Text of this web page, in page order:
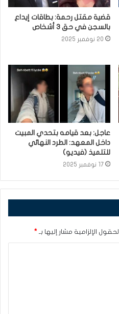
قضية مقتل رحمة: بطاقات إيداع
بالسجن في حق 3 أشخاص
20 نوفمبر 2025
عاجل: بعد قيامه بتحدي المبيت
داخل المعهد: الطرد النهائي
للتلميذ (فيديو)
17 نوفمبر 2025
الحقول الإلزامية مشار إليها بـ *